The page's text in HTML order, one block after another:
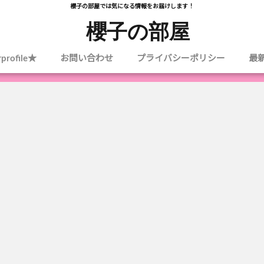
櫻子の部屋では気になる情報をお届けします！
櫻子の部屋
お問い合わせ プライバシーポリシー 最